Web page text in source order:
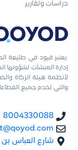
يعتبر قيود في طليعة
إدارة المنشآت لشؤونها
لأنظمة هيئة الزكاة
والتي تخدم جميع
8004330088
شارع العباس
دراسات وتقارير